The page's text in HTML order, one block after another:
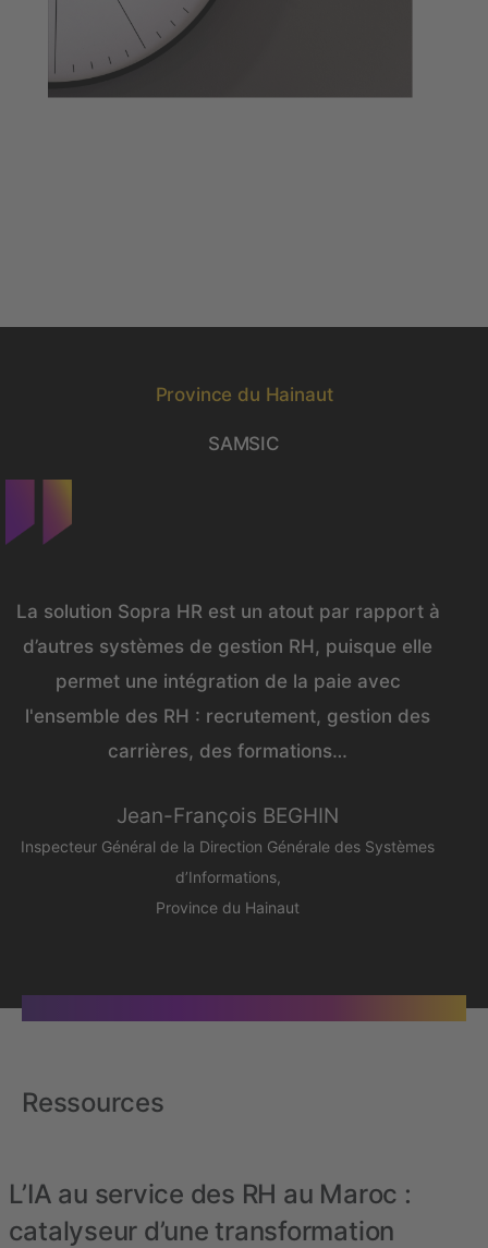
Province du Hainaut
SAMSIC
La solution Sopra HR est un atout par rapport à
d’autres systèmes de gestion RH, puisque elle
permet une intégration de la paie avec
l'ensemble des RH : recrutement, gestion des
carrières, des formations…
Jean-François BEGHIN
Inspecteur Général de la Direction Générale des Systèmes
d’Informations,
Province du Hainaut
Ressources
L’IA au service des RH au Maroc :
catalyseur d’une transformation